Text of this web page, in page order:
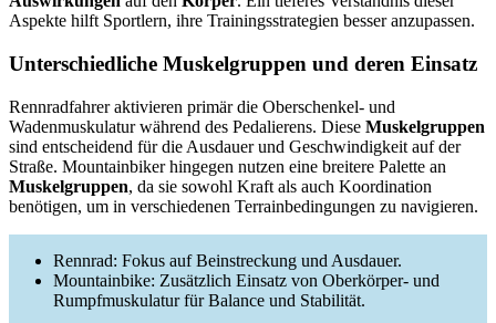
Aspekte hilft Sportlern, ihre Trainingsstrategien besser anzupassen.
Unterschiedliche Muskelgruppen und deren Einsatz
Rennradfahrer aktivieren primär die Oberschenkel- und
Wadenmuskulatur während des Pedalierens. Diese Muskelgruppen
sind entscheidend für die Ausdauer und Geschwindigkeit auf der
Straße. Mountainbiker hingegen nutzen eine breitere Palette an
Muskelgruppen, da sie sowohl Kraft als auch Koordination
benötigen, um in verschiedenen Terrainbedingungen zu navigieren.
Rennrad: Fokus auf Beinstreckung und Ausdauer.
Mountainbike: Zusätzlich Einsatz von Oberkörper- und
Rumpfmuskulatur für Balance und Stabilität.